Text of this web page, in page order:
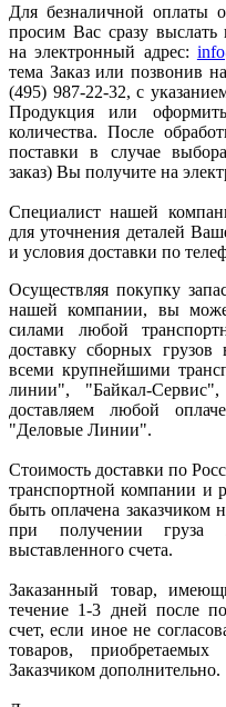
Для безналичной оплаты
просим Вас сразу выслать
на электронный адрес:
тема Заказ или позвонив
(495) 987-22-32, с
Продукция или
количества. После
поставки в случае
заказ) Вы получите на
Специалист нашей
для уточнения деталей
и условия доставки по
Осуществляя покупку
нашей компании, вы
силами любой
доставку сборных
всеми крупнейшими
линии", "Байкал-
доставляем любой
"Деловые Линии".
Стоимость доставки по
транспортной компании и
быть оплачена заказчиком
при получении груза
выставленного счета.
Заказанный товар,
течение 1-3 дней после
счет, если иное не
товаров,
Заказчиком дополнительно.